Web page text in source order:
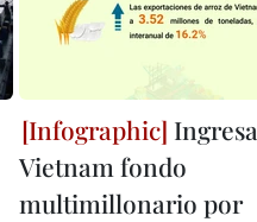
Ingresa
Vietnam fondo
multimillonario por